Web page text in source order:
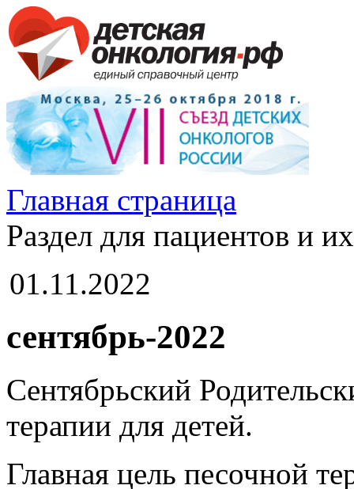
Главная страница
Раздел для пациентов и
01.11.2022
сентябрь-2022
Сентябрьский
терапии для детей.
Главная цель песочной